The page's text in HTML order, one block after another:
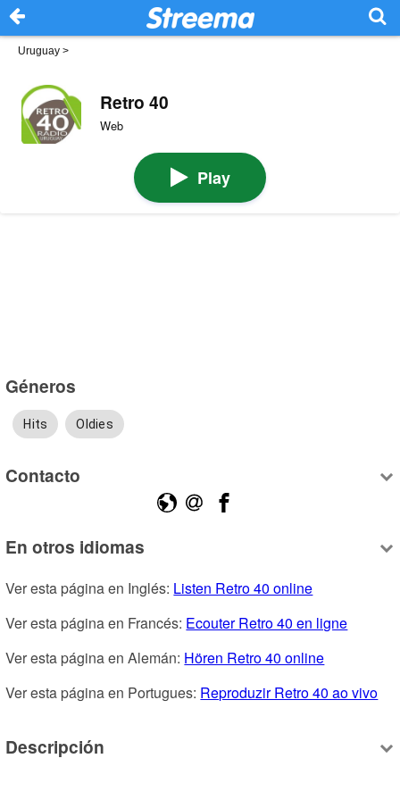
Uruguay >
Retro 40
Web
Play
Géneros
Hits Oldies
Contacto
En otros idiomas
Ver esta página en Inglés: Listen Retro 40 online
Ver esta página en Francés: Ecouter Retro 40 en ligne
Ver esta página en Alemán: Hören Retro 40 online
Ver esta página en Portugues: Reproduzir Retro 40 ao vivo
Descripción